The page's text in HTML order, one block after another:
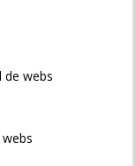
de webs